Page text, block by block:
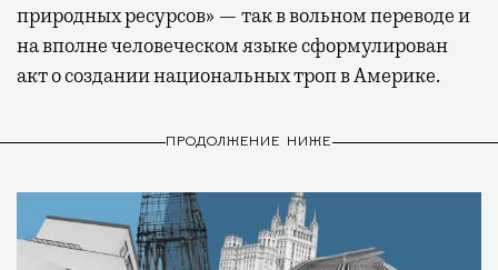
природных ресурсов» — так в вольном переводе и
на вполне человеческом языке сформулирован
акт о создании национальных троп в Америке.
ПРОДОЛЖЕНИЕ НИЖЕ